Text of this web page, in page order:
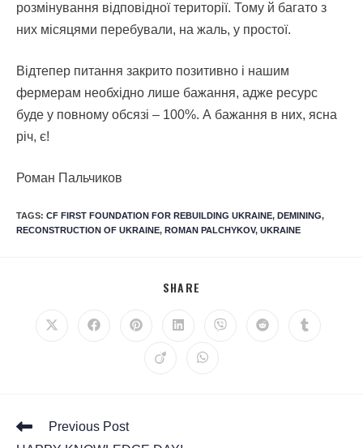
розмінування відповідної території. Тому й багато з
них місяцями перебували, на жаль, у простої.
Відтепер питання закрито позитивно і нашим
фермерам необхідно лише бажання, адже ресурс
буде у повному обсязі – 100%. А бажання в них, ясна
річ, є!
Роман Пальчиков
TAGS: CF FIRST FOUNDATION FOR REBUILDING UKRAINE, DEMINING,
RECONSTRUCTION OF UKRAINE, ROMAN PALCHYKOV, UKRAINE
SHARE
Previous Post